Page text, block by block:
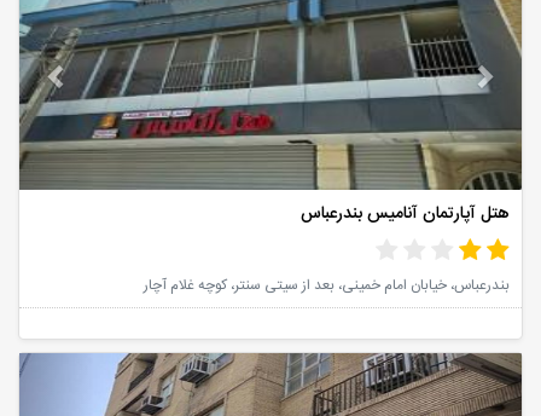
هتل آپارتمان آنامیس بندرعباس
بندرعباس، خیابان امام خمینی، بعد از سیتی سنتر، کوچه غلام آچار
Next